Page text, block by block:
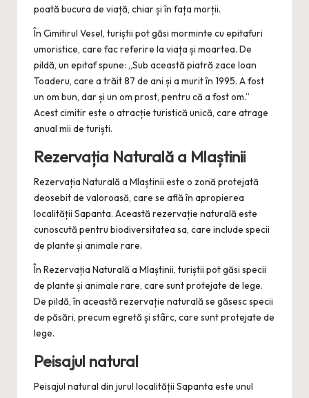
poată bucura de viață, chiar și în fața morții.
În Cimitirul Vesel, turiștii pot găsi morminte cu epitafuri
umoristice, care fac referire la viața și moartea. De
pildă, un epitaf spune: „Sub această piatră zace Ioan
Toaderu, care a trăit 87 de ani și a murit în 1995. A fost
un om bun, dar și un om prost, pentru că a fost om.”
Acest cimitir este o atracție turistică unică, care atrage
anual mii de turiști.
Rezervația Naturală a Mlaștinii
Rezervația Naturală a Mlaștinii este o zonă protejată
deosebit de valoroasă, care se află în apropierea
localității Sapanta. Această rezervație naturală este
cunoscută pentru biodiversitatea sa, care include specii
de plante și animale rare.
În Rezervația Naturală a Mlaștinii, turiștii pot găsi specii
de plante și animale rare, care sunt protejate de lege.
De pildă, în această rezervație naturală se găsesc specii
de păsări, precum egretă și stârc, care sunt protejate de
lege.
Peisajul natural
Peisajul natural din jurul localității Sapanta este unul